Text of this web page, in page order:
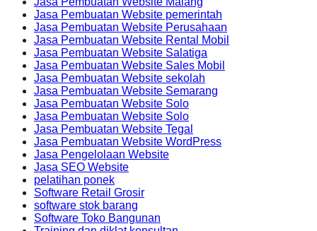
Jasa Pembuatan Website pemerintah
Jasa Pembuatan Website Perusahaan
Jasa Pembuatan Website Rental Mobil
Jasa Pembuatan Website Salatiga
Jasa Pembuatan Website Sales Mobil
Jasa Pembuatan Website sekolah
Jasa Pembuatan Website Semarang
Jasa Pembuatan Website Solo
Jasa Pembuatan Website Solo
Jasa Pembuatan Website Tegal
Jasa Pembuatan Website WordPress
Jasa Pengelolaan Website
Jasa SEO Website
pelatihan ponek
Software Retail Grosir
software stok barang
Software Toko Bangunan